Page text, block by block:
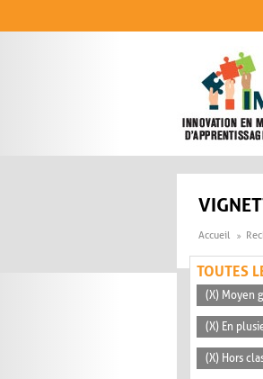
Accueil
TOUTES
(X) Moyen
(X) En
(X) Hors